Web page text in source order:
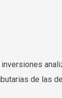
de las